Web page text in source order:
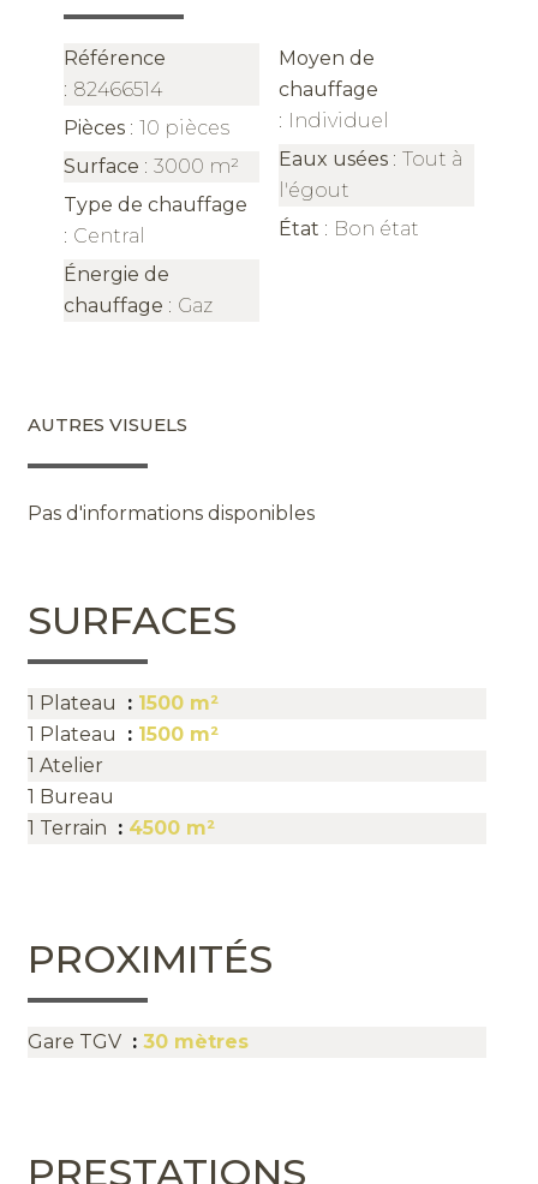
Référence
82466514
Pièces
10 pièces
Surface
3000 m²
Type de chauffage
Central
Énergie de
chauffage
Gaz
Moyen de
chauffage
Individuel
Eaux usées
Tout à
l'égout
État
Bon état
AUTRES VISUELS
Pas d'informations disponibles
SURFACES
1 Plateau
1500 m²
1 Plateau
1500 m²
1 Atelier
1 Bureau
1 Terrain
4500 m²
PROXIMITÉS
Gare TGV 30 mètres
PRESTATIONS